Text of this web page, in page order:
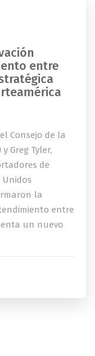
entre
Consejo de la
Greg Tyler,
de
Unidos
la
entre
un nuevo